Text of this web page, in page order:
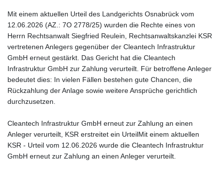
Mit einem aktuellen Urteil des Landgerichts Osnabrück vom
12.06.2026 (AZ.: 7O 2778/25) wurden die Rechte eines von
Herrn Rechtsanwalt Siegfried Reulein, Rechtsanwaltskanzlei KSR
vertretenen Anlegers gegenüber der Cleantech Infrastruktur
GmbH erneut gestärkt. Das Gericht hat die Cleantech
Infrastruktur GmbH zur Zahlung verurteilt. Für betroffene Anleger
bedeutet dies: In vielen Fällen bestehen gute Chancen, die
Rückzahlung der Anlage sowie weitere Ansprüche gerichtlich
durchzusetzen.
Cleantech Infrastruktur GmbH erneut zur Zahlung an einen
Anleger verurteilt, KSR erstreitet ein UrteilMit einem aktuellen
KSR - Urteil vom 12.06.2026 wurde die Cleantech Infrastruktur
GmbH erneut zur Zahlung an einen Anleger verurteilt.